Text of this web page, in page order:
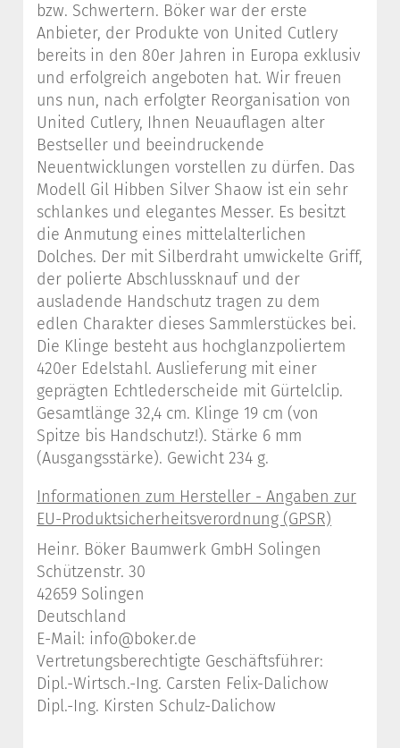
bzw. Schwertern. Böker war der erste
Anbieter, der Produkte von United Cutlery
bereits in den 80er Jahren in Europa exklusiv
und erfolgreich angeboten hat. Wir freuen
uns nun, nach erfolgter Reorganisation von
United Cutlery, Ihnen Neuauflagen alter
Bestseller und beeindruckende
Neuentwicklungen vorstellen zu dürfen. Das
Modell Gil Hibben Silver Shaow ist ein sehr
schlankes und elegantes Messer. Es besitzt
die Anmutung eines mittelalterlichen
Dolches. Der mit Silberdraht umwickelte Griff,
der polierte Abschlussknauf und der
ausladende Handschutz tragen zu dem
edlen Charakter dieses Sammlerstückes bei.
Die Klinge besteht aus hochglanzpoliertem
420er Edelstahl. Auslieferung mit einer
geprägten Echtlederscheide mit Gürtelclip.
Gesamtlänge 32,4 cm. Klinge 19 cm (von
Spitze bis Handschutz!). Stärke 6 mm
(Ausgangsstärke). Gewicht 234 g.
Heinr. Böker Baumwerk GmbH Solingen
Schützenstr. 30
42659 Solingen
Deutschland
E-Mail: info@boker.de
Vertretungsberechtigte Geschäftsführer:
Dipl.-Wirtsch.-Ing. Carsten Felix-Dalichow
Dipl.-Ing. Kirsten Schulz-Dalichow